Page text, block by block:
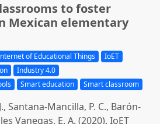
to foster
Mexican elementary
of Educational Things
IoET
Industry 4.0
Smart education Smart classroom
Santana-Mancilla, P. C., Barón-
Vanegas, E. A. (2020). IoET